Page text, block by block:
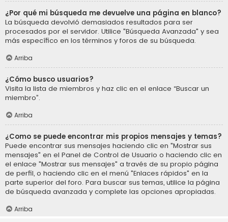
¿Por qué mi búsqueda me devuelve una página en blanco?
La búsqueda devolvió demasiados resultados para ser
procesados por el servidor. Utilice "Búsqueda Avanzada" y sea
más específico en los términos y foros de su búsqueda.
Arriba
¿Cómo busco usuarios?
Visita la lista de miembros y haz clic en el enlace “Buscar un
miembro”.
Arriba
¿Como se puede encontrar mis propios mensajes y temas?
Puede encontrar sus mensajes haciendo clic en "Mostrar sus
mensajes" en el Panel de Control de Usuario o haciendo clic en
el enlace "Mostrar sus mensajes" a través de su propio página
de perfil, o haciendo clic en el menú "Enlaces rápidos" en la
parte superior del foro. Para buscar sus temas, utilice la página
de búsqueda avanzada y complete las opciones apropiadas.
Arriba